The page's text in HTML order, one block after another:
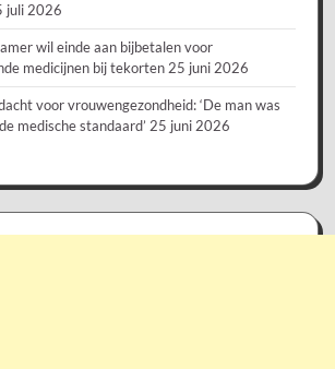
juli 2026
wil einde aan bijbetalen voor
medicijnen bij tekorten25 juni 2026
voor vrouwengezondheid: ‘De man was
medische standaard’ 25 juni 2026